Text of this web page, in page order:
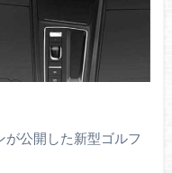
が公開した新型ゴルフ